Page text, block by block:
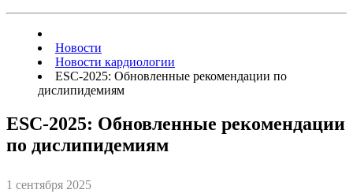
Новости
Новости кардиологии
ESC-2025: Обновленные рекомендации по
дислипидемиям
ESC-2025: Обновленные рекомендации
по дислипидемиям
1 сентября 2025